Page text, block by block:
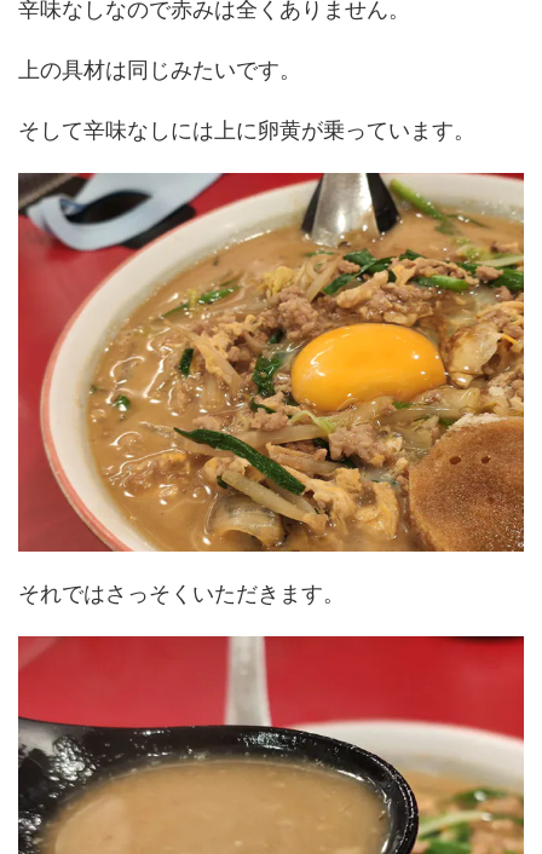
辛味なしなので赤みは全くありません。
上の具材は同じみたいです。
そして辛味なしには上に卵黄が乗っています。
それではさっそくいただきます。